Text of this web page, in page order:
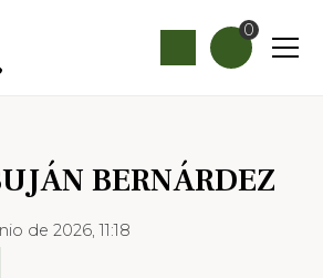
0
BERNÁRDEZ
de 2026, 11:18